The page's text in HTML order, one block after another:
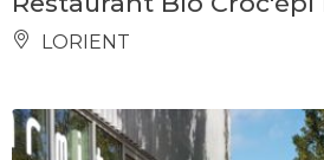
LORIENT